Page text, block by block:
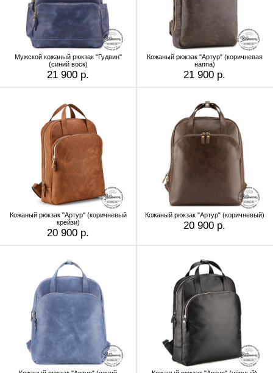
Мужской кожаный рюкзак "Гудвин"
(синий воск)
21 900 р.
Кожаный рюкзак "Артур" (коричневая
наппа)
21 900 р.
Кожаный рюкзак "Артур" (коричневый
крейзи)
20 900 р.
Кожаный рюкзак "Артур" (коричневый)
20 900 р.